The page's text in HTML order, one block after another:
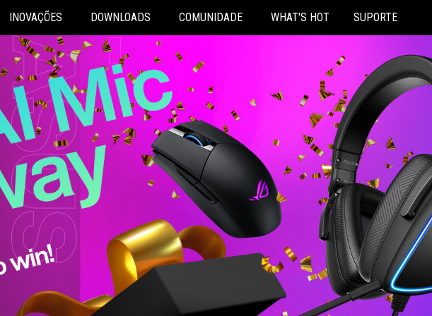
INOVAÇÕES DOWNLOADS COMUNIDADE WHAT'S HOT SUPORTE